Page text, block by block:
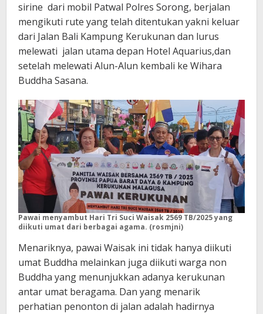
sirine dari mobil Patwal Polres Sorong, berjalan
mengikuti rute yang telah ditentukan yakni keluar
dari Jalan Bali Kampung Kerukunan dan lurus
melewati jalan utama depan Hotel Aquarius,dan
setelah melewati Alun-Alun kembali ke Wihara
Buddha Sasana.
Pawai menyambut Hari Tri Suci Waisak 2569 TB/2025 yang
diikuti umat dari berbagai agama. (rosmjni)
Menariknya, pawai Waisak ini tidak hanya diikuti
umat Buddha melainkan juga diikuti warga non
Buddha yang menunjukkan adanya kerukunan
antar umat beragama. Dan yang menarik
perhatian penonton di jalan adalah hadirnya